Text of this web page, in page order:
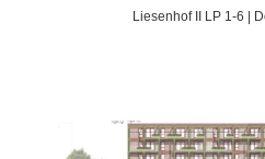
Liesenhof II LP 1-6 |